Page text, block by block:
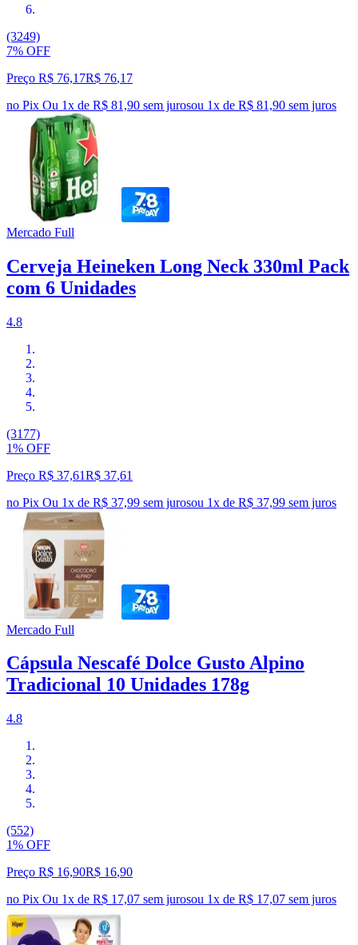
(3249)
7% OFF
Preço R$ 76,17R$ 76,17
no Pix Ou 1x de R$ 81,90 sem jurosou 1x de R$ 81,90 sem juros
Mercado Full
Cerveja Heineken Long Neck 330ml Pack
com 6 Unidades
4.8
(3177)
1% OFF
Preço R$ 37,61R$ 37,61
no Pix Ou 1x de R$ 37,99 sem jurosou 1x de R$ 37,99 sem juros
Mercado Full
Cápsula Nescafé Dolce Gusto Alpino
Tradicional 10 Unidades 178g
4.8
(552)
1% OFF
Preço R$ 16,90R$ 16,90
no Pix Ou 1x de R$ 17,07 sem jurosou 1x de R$ 17,07 sem juros